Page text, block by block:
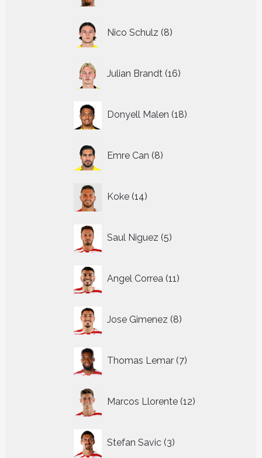
Nico Schulz 8
producten
Julian Brandt 16
producten
Donyell Malen 18
producten
Emre Can 8
producten
Koke 14
producten
Saul Niguez 5
producten
Angel Correa 11
producten
Jose Gimenez 8
producten
Thomas Lemar 7
producten
Marcos Llorente 12
producten
Stefan Savic 3
producten